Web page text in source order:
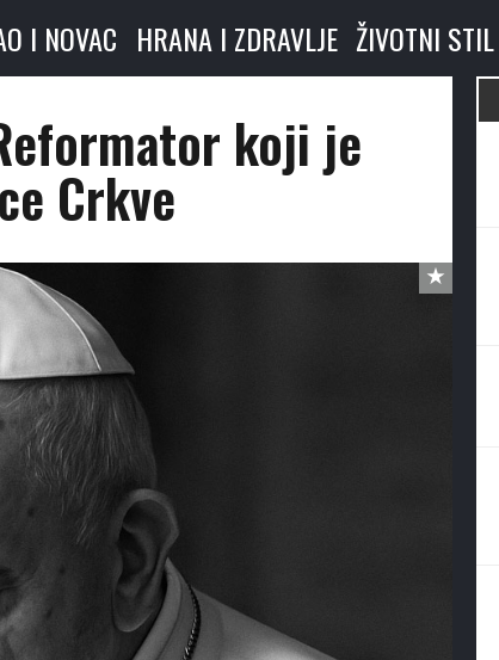
I NOVAC HRANA I ZDRAVLJE ŽIVOTNI STIL
koji je
Crkve